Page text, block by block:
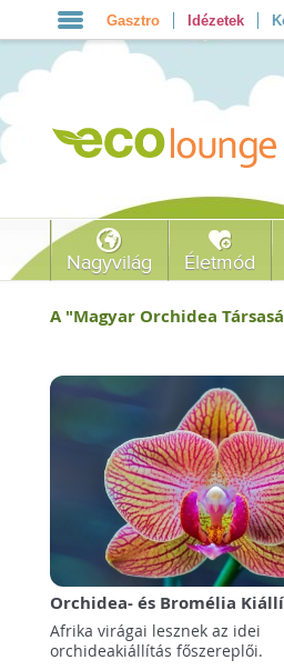
Gasztro Idézetek
Nagyvilág Életmód
A "Magyar Orchidea
Orchidea- és Bromélia
Afrika virágai lesznek az idei
orchideakiállítás főszereplői.